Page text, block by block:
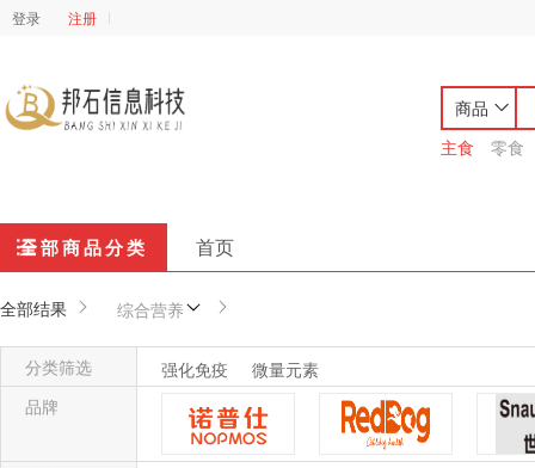
登录 注册
商品
主食
零食
全部商品分类 首页
全部结果 综合营养
分类筛选 强化免疫
微量元素
品牌